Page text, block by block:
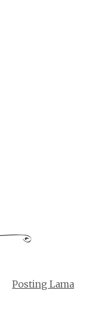
Posting Lama